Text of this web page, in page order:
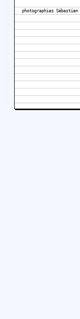
photographies Sébastien